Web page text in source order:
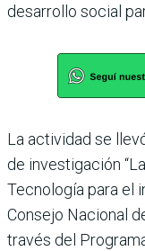
desarrollo social
La actividad se
de investigación
Tecnología para el
Consejo Nacional
través del